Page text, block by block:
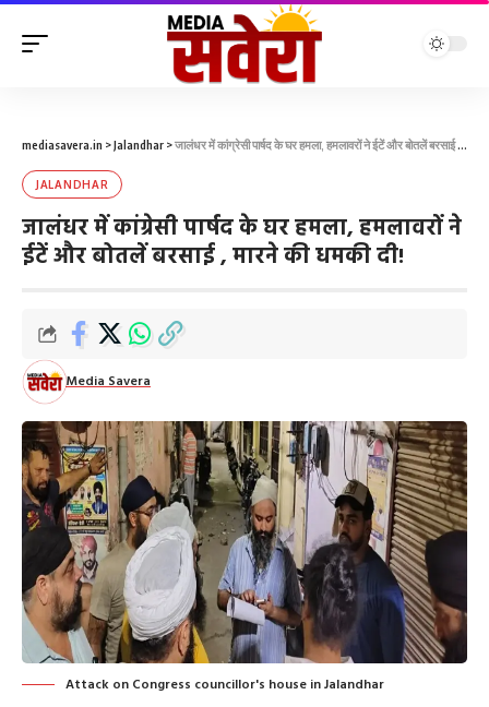
mediasavera.in >Jalandhar >जालंधर में कांग्रेसी पार्षद के घर हमला, हमलावरों ने ईटें और बोतलें बरसाई , मारने की धमकी दी!
JALANDHAR
जालंधर में कांग्रेसी पार्षद के घर हमला, हमलावरों ने
ईटें और बोतलें बरसाई , मारने की धमकी दी!
Media Savera
Attack on Congress councillor's house in Jalandhar